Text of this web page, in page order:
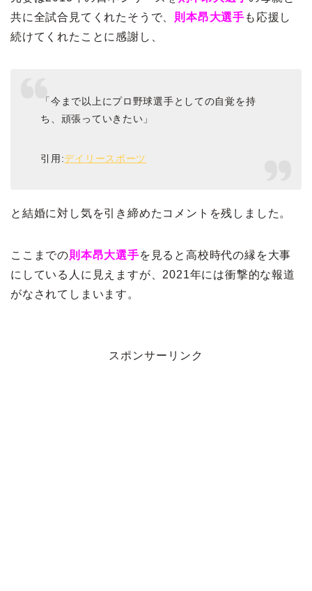
共に全試合見てくれたそうで、 則本昂大選手 も応援し
続けてくれたことに感謝し、
「今まで以上にプロ野球選手としての自覚を持
ち、頑張っていきたい」
引用:デイリースポーツ
と結婚に対し気を引き締めたコメントを残しました。
ここまでの則本昂大選手を見ると高校時代の縁を大事
にしている人に見えますが、2021年には衝撃的な報道
がなされてしまいます。
スポンサーリンク